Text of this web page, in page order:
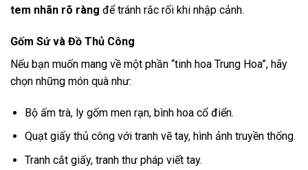
tem nhãn rõ ràng để tránh rắc rối khi nhập cảnh.
Gốm Sứ và Đồ Thủ Công
Nếu bạn muốn mang về một phần “tinh hoa Trung Hoa”, hãy
chọn những món quà như:
Bộ ấm trà, ly gốm men rạn, bình hoa cổ điển.
Quạt giấy thủ công với tranh vẽ tay, hình ảnh truyền thống.
Tranh cắt giấy, tranh thư pháp viết tay.